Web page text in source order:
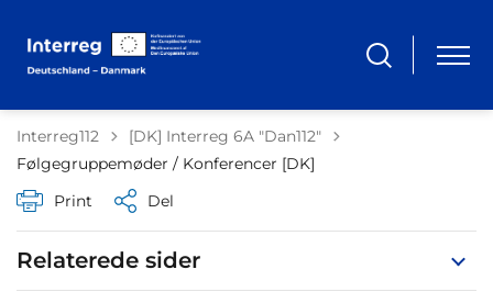
Interreg112 Tilbage til
[DK] Interreg 6A "Dan112"
Følgegruppemøder / Konferencer [DK]
Print
Del
Relaterede sider